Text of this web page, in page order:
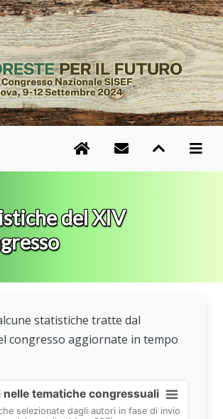
del XIV
statistiche tratte dal
congresso aggiornate in tempo
tematiche congressuali
9 slices.
tematiche congressuali
selezionate dagli autori in fase di invio